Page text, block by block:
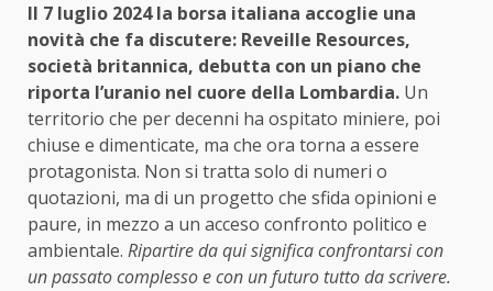
Il 7 luglio 2024 la borsa italiana accoglie una
novità che fa discutere: Reveille Resources,
società britannica, debutta con un piano che
riporta l’uranio nel cuore della Lombardia. Un
territorio che per decenni ha ospitato miniere, poi
chiuse e dimenticate, ma che ora torna a essere
protagonista. Non si tratta solo di numeri o
quotazioni, ma di un progetto che sfida opinioni e
paure, in mezzo a un acceso confronto politico e
ambientale. Ripartire da qui significa confrontarsi con
un passato complesso e con un futuro tutto da scrivere.